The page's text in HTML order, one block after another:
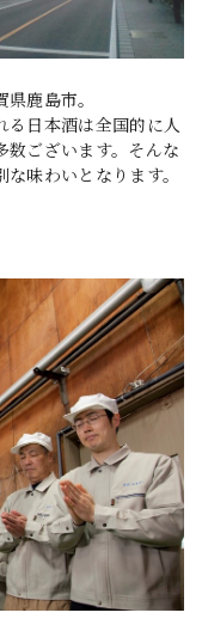
鹿島市。
る日本酒は全国的に人
数ございます。そんな
味わいとなります。